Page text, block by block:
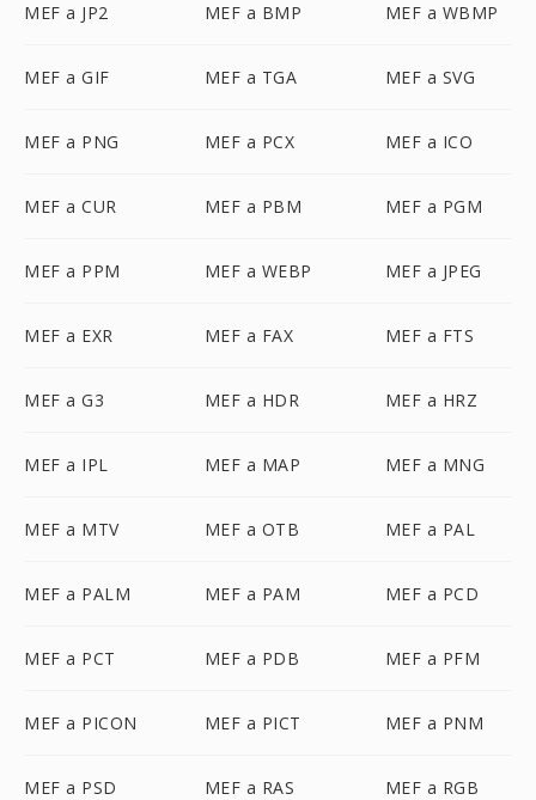
MEF a JP2 MEF a BMP MEF a WBMP
MEF a GIF MEF a TGA MEF a SVG
MEF a PNG MEF a PCX MEF a ICO
MEF a CUR MEF a PBM MEF a PGM
MEF a PPM MEF a WEBP MEF a JPEG
MEF a EXR MEF a FAX MEF a FTS
MEF a G3 MEF a HDR MEF a HRZ
MEF a IPL MEF a MAP MEF a MNG
MEF a MTV MEF a OTB MEF a PAL
MEF a PALM MEF a PAM MEF a PCD
MEF a PCT MEF a PDB MEF a PFM
MEF a PICON MEF a PICT MEF a PNM
MEF a PSD MEF a RAS MEF a RGB